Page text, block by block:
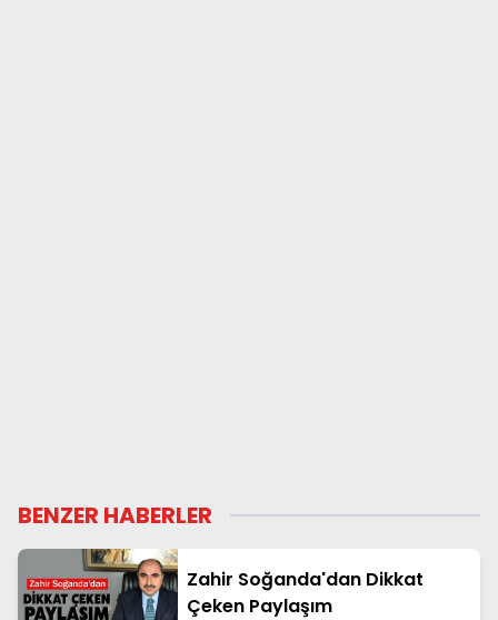
BENZER HABERLER
Zahir Soğanda'dan Dikkat
Çeken Paylaşım